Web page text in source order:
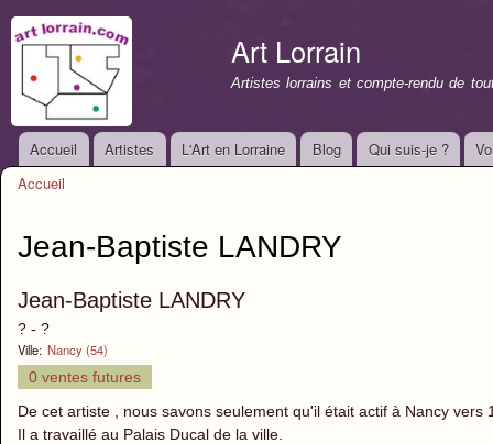
Art Lorrain
Artistes lorrains et compte-rendu de
Menu principal
Accueil Artistes L'Art en Lorraine Blog Qui suis-je ?
Accueil
Jean-Baptiste LANDRY
Jean-Baptiste LANDRY
? - ?
Ville: Nancy (54)
0 ventes futures
De cet artiste , nous savons seulement qu'il était actif à Nancy vers
Il a travaillé au Palais Ducal de la ville.